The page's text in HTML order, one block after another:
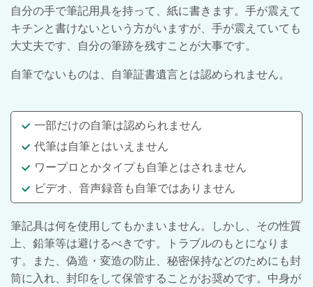
自分の手で筆記用具を持って、紙に書きます。手が震えて
キチンと書けないという方がいますが、手が震えていても
大丈夫です、自分の筆跡を残すことが大事です。
自筆でないものは、自筆証書遺言とは認められません。
一部だけの自筆は認められません
代筆は自筆とはいえません
ワープロとかタイプも自筆とはされません
ビデオ、音声録音も自筆ではありません
筆記具は何を使用してもかまいません。しかし、その性質
上、鉛筆等は避けるべきです。トラブルのもとになりま
す。また、偽造・変造の防止、秘密保持などのためにも封
筒に入れ、封印をして保管することがお奨めです。中身が